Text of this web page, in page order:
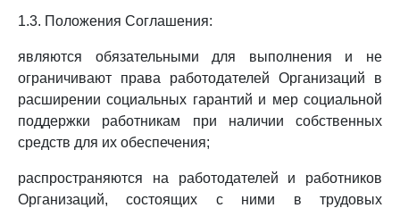
1.3. Положения Соглашения:
являются обязательными для выполнения и не
ограничивают права работодателей Организаций в
расширении социальных гарантий и мер социальной
поддержки работникам при наличии собственных
средств для их обеспечения;
распространяются на работодателей и работников
Организаций, состоящих с ними в трудовых